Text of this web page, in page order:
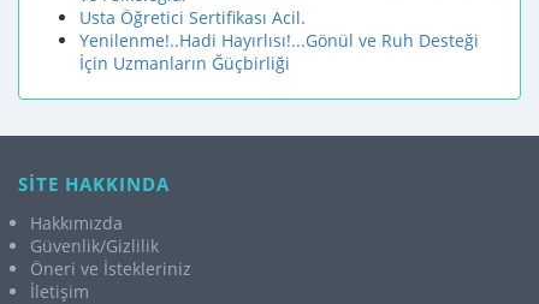
Usta Öğretici Sertifikası Acil.
Yenilenme!..Hadi Hayırlısı!...Gönül ve Ruh Desteği
İçin Uzmanların Ğüçbirliği
SİTE HAKKINDA
Hakkımızda
Güvenlik/Gizlilik
Öneri ve İstekleriniz
İletişim